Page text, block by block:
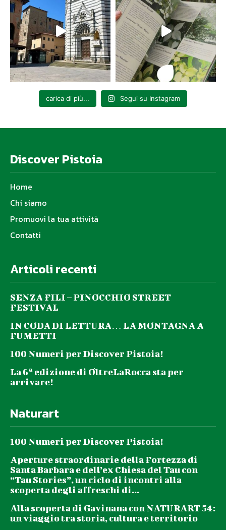
carica di più... Segui su Instagram
Discover Pistoia
Home
Chi siamo
Promuovi la tua attività
Contatti
Articoli recenti
SENZA FILI – PINOCCHIO STREET
FESTIVAL
IN CODA DI LETTURA… LA MONTAGNA A
FUMETTI
100 Numeri per Discover Pistoia!
La 6ª edizione di OltreLaRocca sta per
arrivare!
Naturart
100 Numeri per Discover Pistoia!
Aperture straordinarie della Fortezza di
Santa Barbara e dell’ex Chiesa del Tau con
“Tau Stories”, un ciclo di incontri alla
scoperta degli affreschi di...
Alla scoperta di Gavinana con NATURART 54:
un viaggio tra storia, cultura e territorio